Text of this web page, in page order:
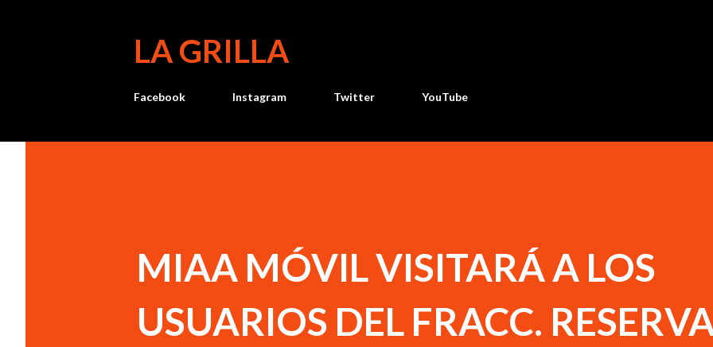
LA GRILLA
Facebook Instagram Twitter YouTube
MIAA MÓVIL VISITARÁ A LOS
USUARIOS DEL FRACC.